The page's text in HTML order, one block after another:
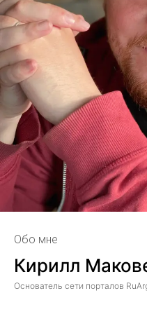
Обо мне
Кирилл
Основатель сети порталов